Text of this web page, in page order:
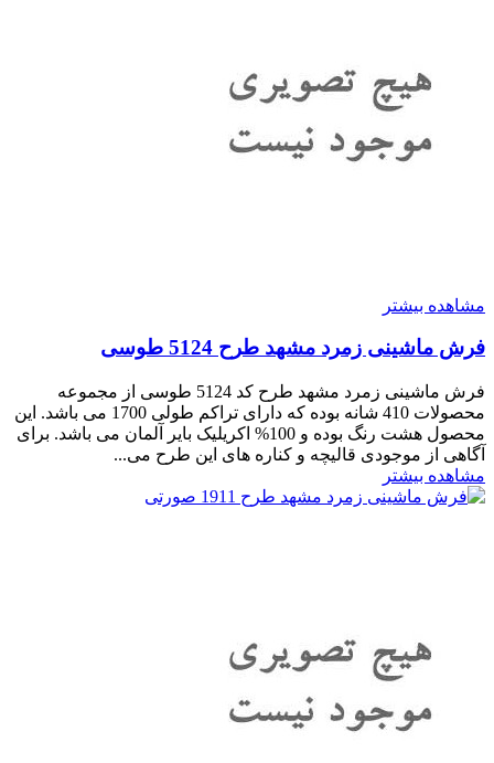
مشاهده بیشتر
فرش ماشینی زمرد مشهد طرح 5124 طوسی
فرش ماشینی زمرد مشهد طرح کد 5124 طوسی از مجموعه
محصولات 410 شانه بوده که دارای تراکم طولی 1700 می باشد. این
محصول هشت رنگ بوده و 100% اکریلیک بایر آلمان می باشد. برای
آگاهی از موجودی قالیچه و کناره های این طرح می...
مشاهده بیشتر